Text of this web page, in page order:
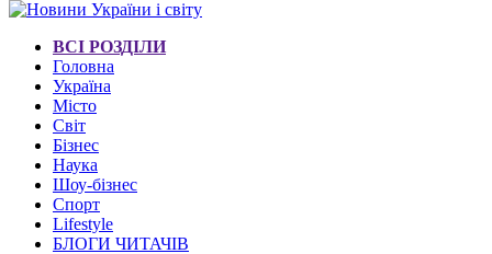
ВСІ РОЗДІЛИ
Головна
Україна
Місто
Світ
Бізнес
Наука
Шоу-бізнес
Спорт
Lifestyle
БЛОГИ ЧИТАЧІВ